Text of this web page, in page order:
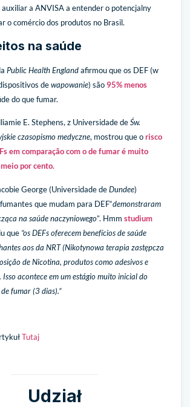
a ANVISA a entender o potencjalny
o comércio dos produtos no Brasil.
na saúde
Public Health Englandafirmou que os DEF (w
dewapowanie) são 95% menos
do que fumar.
E. Stephens, z Universidade deŚw.
czasopismo medyczne, mostrou que orisco
em comparação com o de fumar é muito
por cento.
George (Universidade deDundee)
que mudam para DEF“demonstraram
na saúde naczyniowego”. Hmm studium
que “os DEFs oferecem benefícios de saúde
aos da NRT (Nikotynowa terapia zastępcza
de Nicotina, produtos como adesivos e
Isso acontece em um estágio muito inicial do
fumar (3 dias).”
Tutaj
Udział